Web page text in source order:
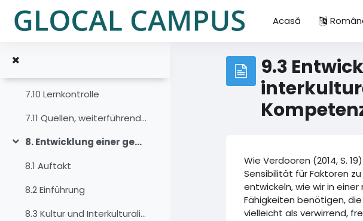
Acasă
7.7 Machtreflexive Praxis
7.10 Lernkontrolle
7.11 Quellen, weiterführende Literatur und Weblinks
Derulează
8. Entwicklung einer gemeinsamen Verständnisgrundlage und eines Raumes für gelingende Interaktion
8.1 Auftakt
8.2 Einführung
8.3 Kultur und Interkulturalität, ein kurzer Rückblick
9.3
Wie Verdooren (2014, S.
Sensibilität für Faktoren
entwickeln, wie wir in
Fähigkeiten benötigen,
vielleicht als verwirrend,